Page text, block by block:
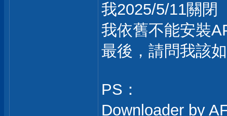
我2025/5/11關閉
我依舊不能安裝
最後，請問我該
PS：
Downloader by